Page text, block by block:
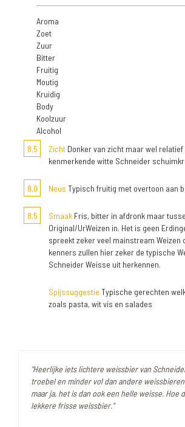
Aroma
Zoet
Zuur
Bitter
Fruitig
Moutig
Kruidig
Body
Koolzuur
Alcohol
8,5
Zicht Donker van zicht maar wel relatief
kenmerkende witte Schneider
8,0 Neus Typisch fruitig met overtoon aan
8,5 Smaak Fris, bitter in afdronk maar
Original/UrWeizen in. Het is geen
spreekt zeker veel mainstream Weizen
kenners zullen hier zeker de typische
Schneider Weisse uit herkennen.
Spijssuggestie Typische gerechten
zoals pasta, wit vis en salades
"Heerlijke iets lichtere weissbier van
troebel en minder vol dan andere
maar ja, het is dan ook een helle weisse. Hoe
lekkere frisse weissbier."